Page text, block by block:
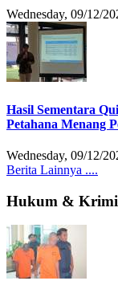
Wednesday, 09/12/
Hasil Sementara
Petahana Menang
Wednesday, 09/12/
Berita Lainnya ....
Hukum &